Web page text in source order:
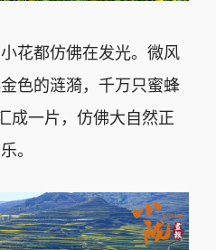
都仿佛在发光。微风
色的涟漪，千万只蜜蜂
成一片，仿佛大自然正
。